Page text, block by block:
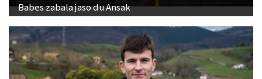
Babes zabala jaso du Ansak